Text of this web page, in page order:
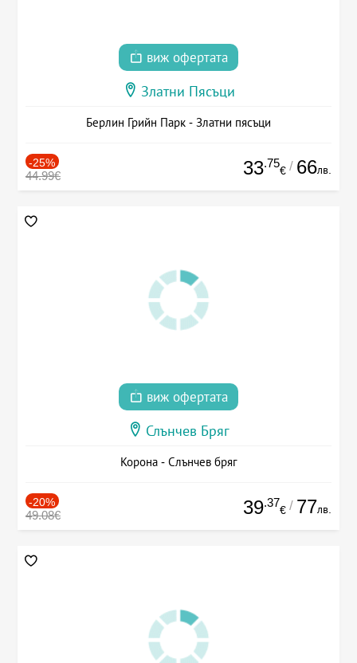
виж офертата
Златни Пясъци
Берлин Грийн Парк - Златни пясъци
-25%
44.99€ 33.75
€ / 66лв.
виж офертата
Слънчев Бряг
Корона - Слънчев бряг
-20%
49.08€ 39.37
€ / 77лв.